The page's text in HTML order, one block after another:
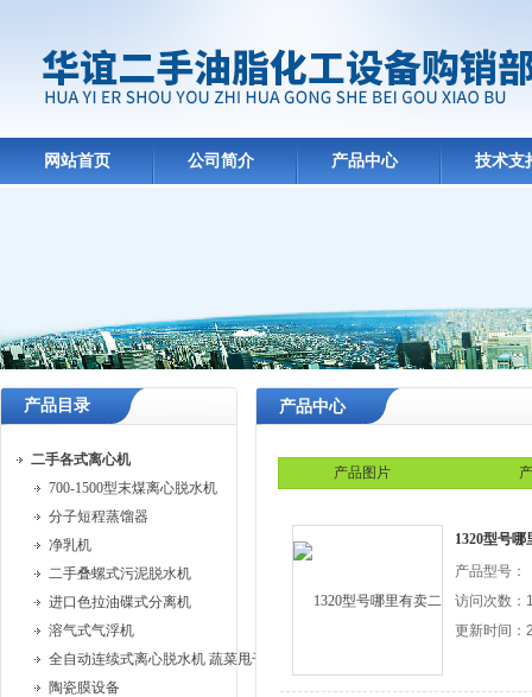
网站首页 公司简介 产品中心 技术支
产品目录
二手各式离心机
700-1500型末煤离心脱水机
分子短程蒸馏器
净乳机
二手叠螺式污泥脱水机
进口色拉油碟式分离机
溶气式气浮机
全自动连续式离心脱水机 蔬菜甩干机
陶瓷膜设备
产品中心
产品图片
1320型号
产品型号：
访问次数：
更新时间：